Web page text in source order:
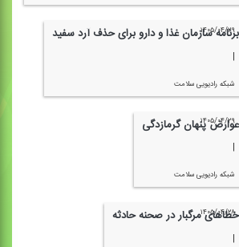
برنامه سازمان غذا و دارو برای حذف آرد سفید
۱۴۰۵/۰۴/۲۹
|
شبكه رادیویی سلامت
عوارض پنهان گرمازدگی
۱۴۰۵/۰۴/۲۹
|
شبكه رادیویی سلامت
خطاهای مرگبار در صحنه حادثه
۱۴۰۵/۰۴/۲۸
|